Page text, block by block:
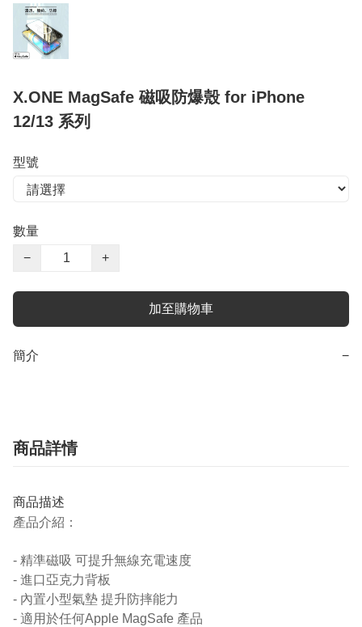
X.ONE MagSafe 磁吸防爆殼 for iPhone
12/13 系列
型號
數量
−
+
加至購物車
簡介 −
商品詳情
商品描述
產品介紹：
- 精準磁吸 可提升無線充電速度
- 進口亞克力背板
- 內置小型氣墊 提升防摔能力
- 適用於任何Apple MagSafe 產品